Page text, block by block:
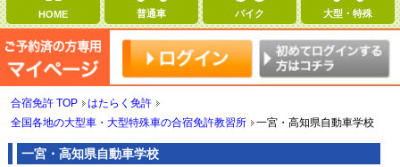
HOME 普通車 バイク 大型・特殊
合宿免許 TOP
はたらく免許
全国各地の大型車・大型特殊車の合宿免許教習所
一宮・高知県自動車学校
一宮・高知県自動車学校